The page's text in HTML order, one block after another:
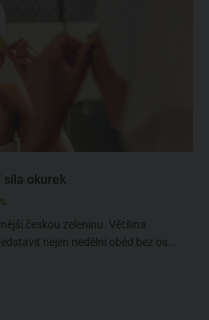
síla okurek
českou zeleninu. Většina
nejen nedělní oběd bez os...